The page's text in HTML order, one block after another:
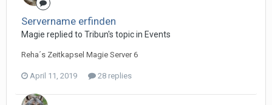
Servername erfinden
Magie replied to Tribun's topic in Events
Reha´s Zeitkapsel Magie Server 6
April 11, 2019 28 replies